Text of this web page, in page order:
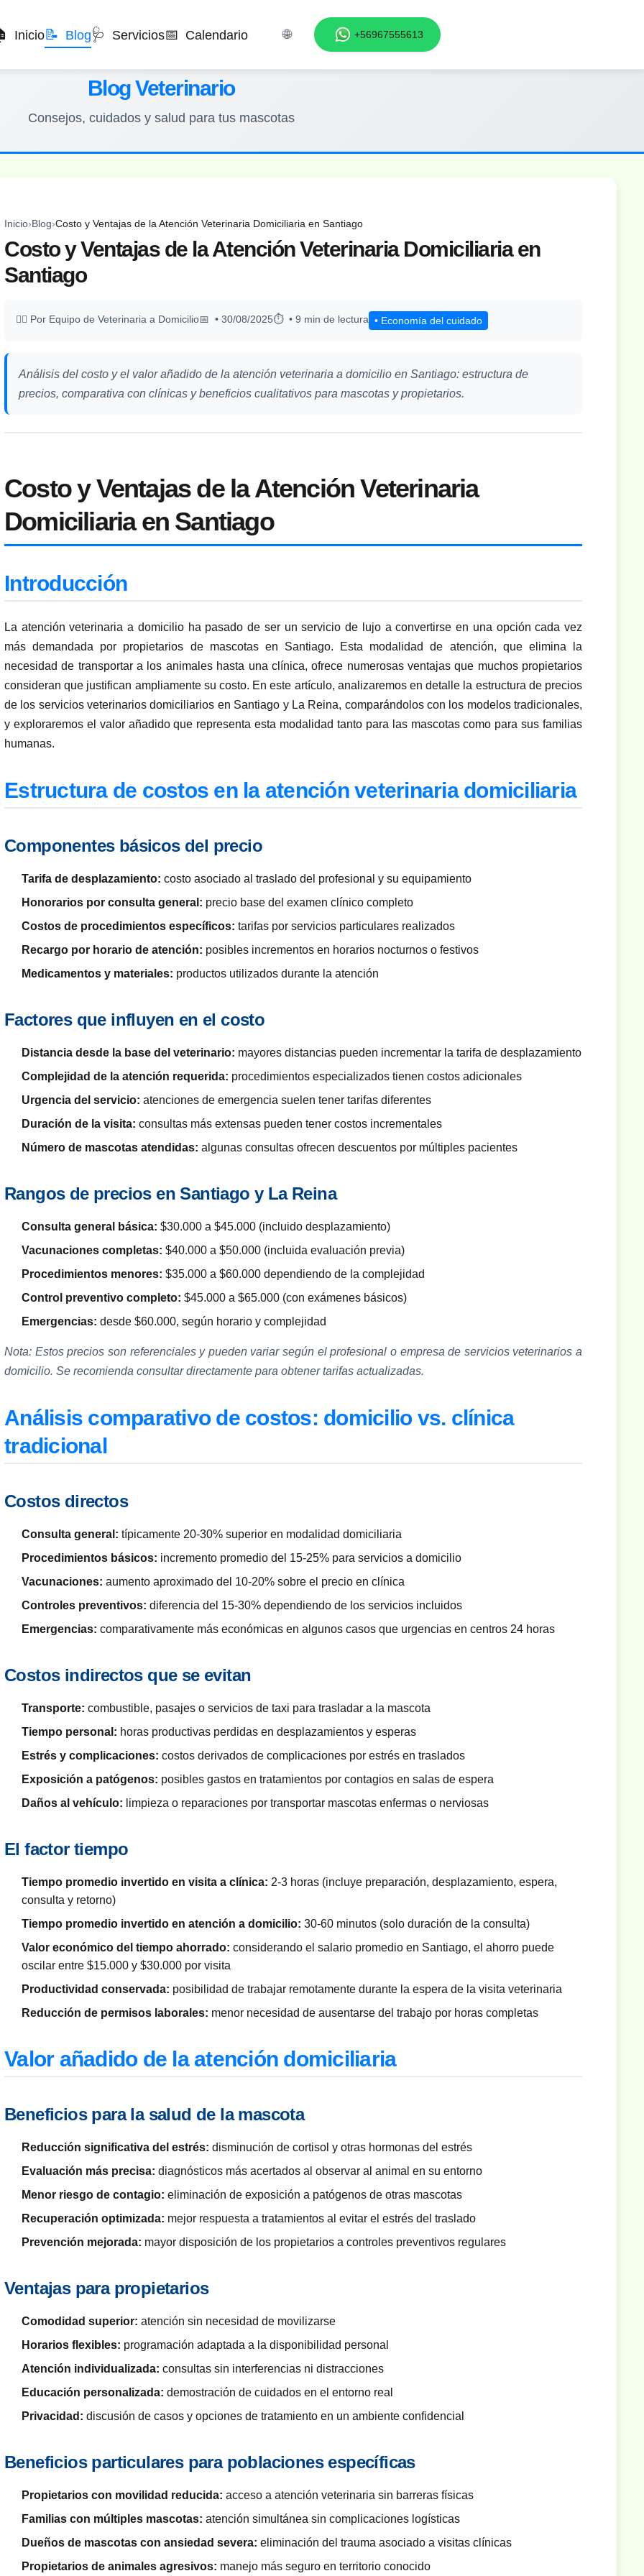
Inicio📝 Blog🩺 Servicios📅 Calendario 🌐 +56967555613
Blog Veterinario
Consejos, cuidados y salud para tus mascotas
Inicio›Blog›Costo y Ventajas de la Atención Veterinaria Domiciliaria en Santiago
Costo y Ventajas de la Atención Veterinaria Domiciliaria en
Santiago
Por Equipo de Veterinaria a Domicilio • 30/08/2025 • 9 min de lectura • Economía del cuidado
Análisis del costo y el valor añadido de la atención veterinaria a domicilio en Santiago: estructura de
precios, comparativa con clínicas y beneficios cualitativos para mascotas y propietarios.
Costo y Ventajas de la Atención Veterinaria
Domiciliaria en Santiago
Introducción
La atención veterinaria a domicilio ha pasado de ser un servicio de lujo a convertirse en una opción cada vez
más demandada por propietarios de mascotas en Santiago. Esta modalidad de atención, que elimina la
necesidad de transportar a los animales hasta una clínica, ofrece numerosas ventajas que muchos propietarios
consideran que justifican ampliamente su costo. En este artículo, analizaremos en detalle la estructura de precios
de los servicios veterinarios domiciliarios en Santiago y La Reina, comparándolos con los modelos tradicionales,
y exploraremos el valor añadido que representa esta modalidad tanto para las mascotas como para sus familias
humanas.
Estructura de costos en la atención veterinaria domiciliaria
Componentes básicos del precio
Tarifa de desplazamiento: costo asociado al traslado del profesional y su equipamiento
Honorarios por consulta general: precio base del examen clínico completo
Costos de procedimientos específicos: tarifas por servicios particulares realizados
Recargo por horario de atención: posibles incrementos en horarios nocturnos o festivos
Medicamentos y materiales: productos utilizados durante la atención
Factores que influyen en el costo
Distancia desde la base del veterinario: mayores distancias pueden incrementar la tarifa de desplazamiento
Complejidad de la atención requerida: procedimientos especializados tienen costos adicionales
Urgencia del servicio: atenciones de emergencia suelen tener tarifas diferentes
Duración de la visita: consultas más extensas pueden tener costos incrementales
Número de mascotas atendidas: algunas consultas ofrecen descuentos por múltiples pacientes
Rangos de precios en Santiago y La Reina
Consulta general básica: $30.000 a $45.000 (incluido desplazamiento)
Vacunaciones completas: $40.000 a $50.000 (incluida evaluación previa)
Procedimientos menores: $35.000 a $60.000 dependiendo de la complejidad
Control preventivo completo: $45.000 a $65.000 (con exámenes básicos)
Emergencias: desde $60.000, según horario y complejidad
Nota: Estos precios son referenciales y pueden variar según el profesional o empresa de servicios veterinarios a
domicilio. Se recomienda consultar directamente para obtener tarifas actualizadas.
Análisis comparativo de costos: domicilio vs. clínica
tradicional
Costos directos
Consulta general: típicamente 20-30% superior en modalidad domiciliaria
Procedimientos básicos: incremento promedio del 15-25% para servicios a domicilio
Vacunaciones: aumento aproximado del 10-20% sobre el precio en clínica
Controles preventivos: diferencia del 15-30% dependiendo de los servicios incluidos
Emergencias: comparativamente más económicas en algunos casos que urgencias en centros 24 horas
Costos indirectos que se evitan
Transporte: combustible, pasajes o servicios de taxi para trasladar a la mascota
Tiempo personal: horas productivas perdidas en desplazamientos y esperas
Estrés y complicaciones: costos derivados de complicaciones por estrés en traslados
Exposición a patógenos: posibles gastos en tratamientos por contagios en salas de espera
Daños al vehículo: limpieza o reparaciones por transportar mascotas enfermas o nerviosas
El factor tiempo
Tiempo promedio invertido en visita a clínica: 2-3 horas (incluye preparación, desplazamiento, espera,
consulta y retorno)
Tiempo promedio invertido en atención a domicilio: 30-60 minutos (solo duración de la consulta)
Valor económico del tiempo ahorrado: considerando el salario promedio en Santiago, el ahorro puede
oscilar entre $15.000 y $30.000 por visita
Productividad conservada: posibilidad de trabajar remotamente durante la espera de la visita veterinaria
Reducción de permisos laborales: menor necesidad de ausentarse del trabajo por horas completas
Valor añadido de la atención domiciliaria
Beneficios para la salud de la mascota
Reducción significativa del estrés: disminución de cortisol y otras hormonas del estrés
Evaluación más precisa: diagnósticos más acertados al observar al animal en su entorno
Menor riesgo de contagio: eliminación de exposición a patógenos de otras mascotas
Recuperación optimizada: mejor respuesta a tratamientos al evitar el estrés del traslado
Prevención mejorada: mayor disposición de los propietarios a controles preventivos regulares
Ventajas para propietarios
Comodidad superior: atención sin necesidad de movilizarse
Horarios flexibles: programación adaptada a la disponibilidad personal
Atención individualizada: consultas sin interferencias ni distracciones
Educación personalizada: demostración de cuidados en el entorno real
Privacidad: discusión de casos y opciones de tratamiento en un ambiente confidencial
Beneficios particulares para poblaciones específicas
Propietarios con movilidad reducida: acceso a atención veterinaria sin barreras físicas
Familias con múltiples mascotas: atención simultánea sin complicaciones logísticas
Dueños de mascotas con ansiedad severa: eliminación del trauma asociado a visitas clínicas
Propietarios de animales agresivos: manejo más seguro en territorio conocido